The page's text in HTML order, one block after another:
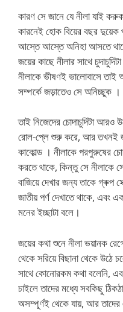
কারণ সে জানে যে নীলা যাই
কারনেই হোক বিয়ের বছর দুয়েক
আস্তে আস্তে অনিহা আসতে
জয়ের কাছে নীলার সাথে
নীলাকে ভীষণই ভালোবাসে তাই
সম্পর্কে জড়াতেও সে অনিচ্ছুক ।
তাই নিজেদের চোদাচুদিটা
রোল-প্লে শুরু করে, আর তখনই
কাকোল্ড । নীলাকে পরপুরুষের
করতে থাকে, কিন্তু সে নীলাকে
বাজিয়ে দেখার জন্য তাকে গ্ৰুপ
জাতীয় পর্ণ দেখাতে থাকে, এবং
মনের ইচ্ছাটা বলে।
জয়ের কথা শুনে নীলা ভয়ানক
থেকে সরিয়ে বিছানা থেকে উঠে
সাথে কোনোরকম কথা বলেনি,
চাইলে তাদের মধ্যে সবকিছু
অসম্পূর্ণই থেকে যায়, আর তাদের